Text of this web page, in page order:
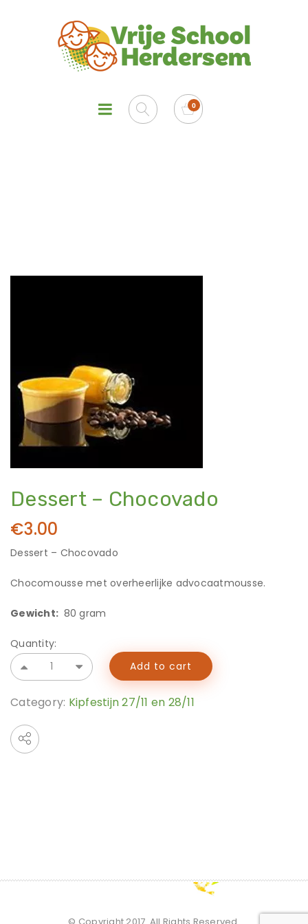
Dessert – Chocovado
€3.00
Dessert – Chocovado
Chocomousse met overheerlijke advocaatmousse.
Gewicht: 80 gram
Quantity:
Add to cart
Category: Kipfestijn 27/11 en 28/11
© Copyright 2017. All Rights Reserved.